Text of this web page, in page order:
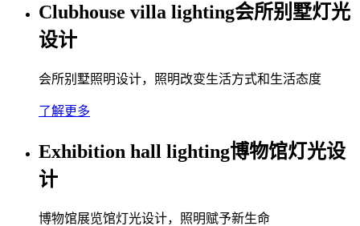
Clubhouse villa lighting会所别墅灯光
设计
会所别墅照明设计，照明改变生活方式和生活态度
了解更多
Exhibition hall lighting博物馆灯光设
计
博物馆展览馆灯光设计，照明赋予新生命